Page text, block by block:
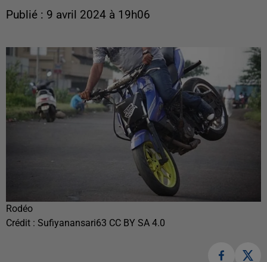
Publié : 9 avril 2024 à 19h06
Rodéo
Crédit : Sufiyanansari63 CC BY SA 4.0